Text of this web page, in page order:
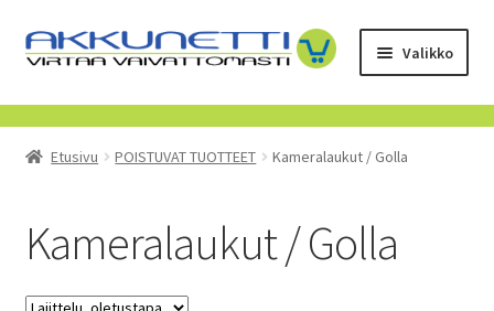
Siirry
navigointiin
Siirry
sisältöön
Valikko
Kauppa
Tietoa meistä
Etusivu POISTUVAT TUOTTEET Kameralaukut / Golla
Kameralaukut / Golla